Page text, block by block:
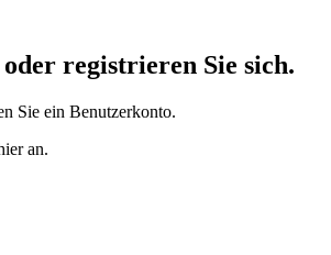
registrieren Sie sich.
Sie ein Benutzerkonto.
an.